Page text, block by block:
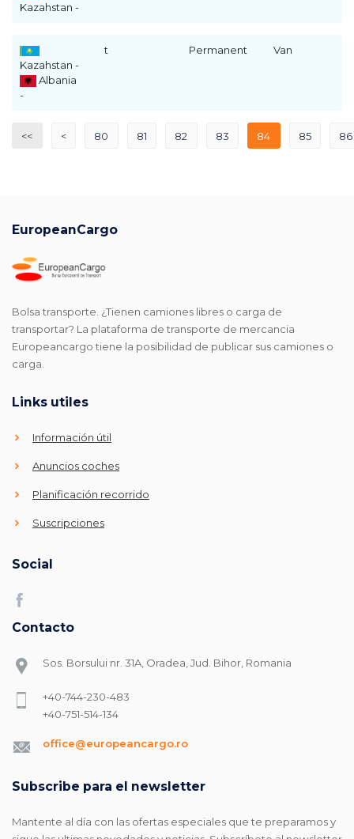
Kazahstan -
Kazahstan -
Albania
-
t Permanent Van
<< < 80 81 82 83 84 85 86
EuropeanCargo
Bolsa transporte. ¿Tienen camiones libres o carga de
transportar? La plataforma de transporte de mercancia
Europeancargo tiene la posibilidad de publicar sus camiones o
carga.
Links utiles
Información útil
Anuncios coches
Planificación recorrido
Suscripciones
Social
Contacto
Sos. Borsului nr. 31A, Oradea, Jud. Bihor, Romania
+40-744-230-483
+40-751-514-134
office@europeancargo.ro
Subscribe para el newsletter
Mantente al día con las ofertas especiales que te preparamos y